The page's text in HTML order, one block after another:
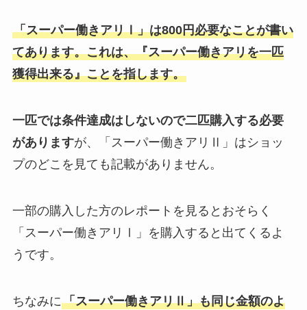
「スーパー働きアリⅠ」は800円必要なことが書い
てあります。これは、『スーパー働きアリを一匹
獲得出来る』ことを指します。
一匹では条件達成はしないので二匹購入する必要
がありますが、「スーパー働きアリⅡ」はショッ
プのどこを見ても記載がありません。
一部の購入した方のレポートを見るとおそらく
「スーパー働きアリⅠ」を購入すると出てくるよ
うです。
ちなみに「スーパー働きアリⅡ」も同じ金額のよ